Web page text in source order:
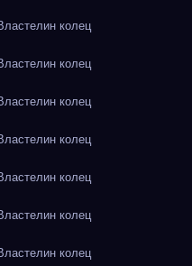
колец
колец
колец
колец
колец
колец
колец